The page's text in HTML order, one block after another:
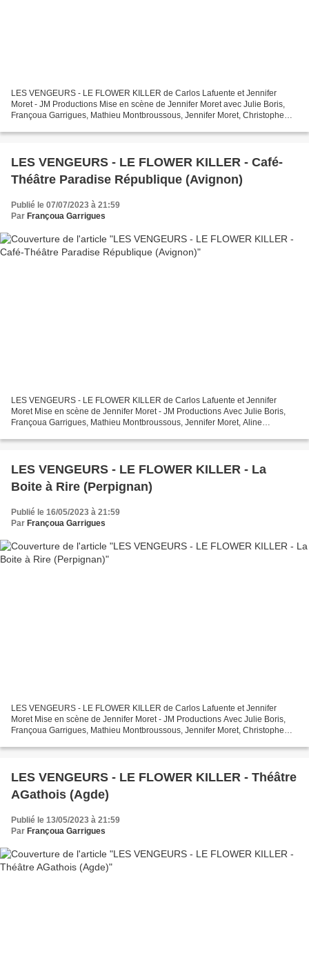
LES VENGEURS - LE FLOWER KILLER de Carlos Lafuente et Jennifer
Moret - JM Productions Mise en scène de Jennifer Moret avec Julie Boris,
Françoua Garrigues, Mathieu Montbroussous, Jennifer Moret, Christophe
LES VENGEURS - LE FLOWER KILLER - Café-
Théâtre Paradise République (Avignon)
Publié le 07/07/2023 à 21:59
Par Françoua Garrigues
LES VENGEURS - LE FLOWER KILLER de Carlos Lafuente et Jennifer
Moret Mise en scène de Jennifer Moret - JM Productions Avec Julie Boris,
Françoua Garrigues, Mathieu Montbroussous, Jennifer Moret, Aline
LES VENGEURS - LE FLOWER KILLER - La
Boite à Rire (Perpignan)
Publié le 16/05/2023 à 21:59
Par Françoua Garrigues
LES VENGEURS - LE FLOWER KILLER de Carlos Lafuente et Jennifer
Moret Mise en scène de Jennifer Moret - JM Productions Avec Julie Boris,
Françoua Garrigues, Mathieu Montbroussous, Jennifer Moret, Christophe
LES VENGEURS - LE FLOWER KILLER - Théâtre
AGathois (Agde)
Publié le 13/05/2023 à 21:59
Par Françoua Garrigues